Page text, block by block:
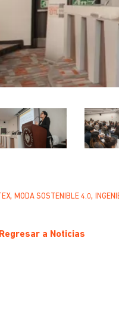
, MODA SOSTENIBLE 4.0,
a Noticias